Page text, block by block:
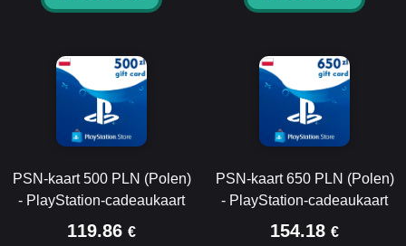
PSN-kaart 500 PLN (Polen)
- PlayStation-cadeaukaart
119.86 €
PSN-kaart 650 PLN (Polen)
- PlayStation-cadeaukaart
154.18 €